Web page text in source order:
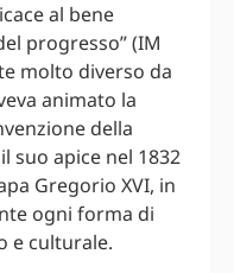
al bene
progresso” (IM
molto diverso da
animato la
della
suo apice nel 1832
Gregorio XVI, in
ogni forma di
e culturale.